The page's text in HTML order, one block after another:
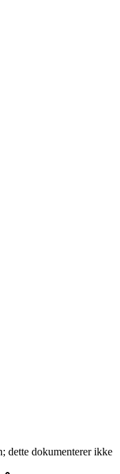
dette dokumenterer ikke